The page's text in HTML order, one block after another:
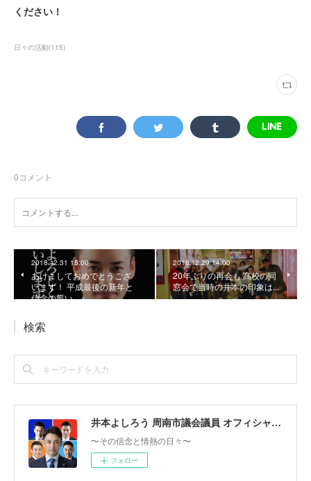
ください！
日々の活動(115)
0コメント
2018.12.31 15:00
あけましておめでとうござ
います！ 平成最後の新年と
信念の誓い
2018.12.29 14:00
20年ぶりの再会も 高校の同
窓会で当時の井本の印象は...
検索
井本よしろう 周南市議会議員 オフィシャルサイト
〜その信念と情熱の日々〜
フォロー